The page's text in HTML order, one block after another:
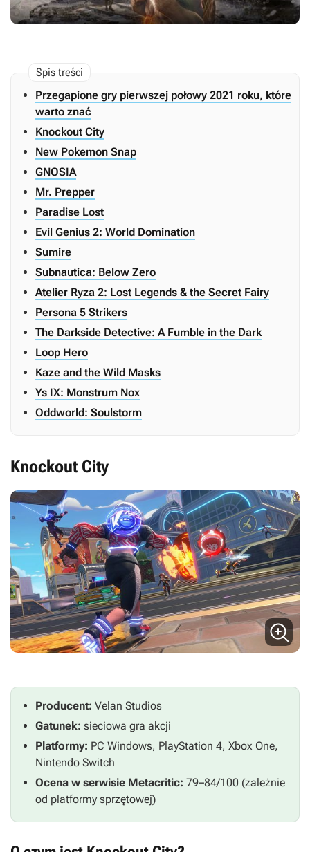
Przegapione gry pierwszej połowy 2021 roku, które
warto znać
Knockout City
New Pokemon Snap
GNOSIA
Mr. Prepper
Paradise Lost
Evil Genius 2: World Domination
Sumire
Subnautica: Below Zero
Atelier Ryza 2: Lost Legends & the Secret Fairy
Persona 5 Strikers
The Darkside Detective: A Fumble in the Dark
Loop Hero
Kaze and the Wild Masks
Ys IX: Monstrum Nox
Oddworld: Soulstorm
Knockout City
Producent: Velan Studios
Gatunek: sieciowa gra akcji
Platformy: PC Windows, PlayStation 4, Xbox One,
Nintendo Switch
Ocena w serwisie Metacritic: 79–84/100 (zależnie
od platformy sprzętowej)